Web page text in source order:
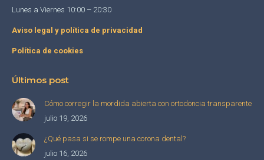
Lunes a Viernes 10:00 – 20:30
Aviso legal y política de privacidad
Política de cookies
Últimos post
Cómo corregir la mordida abierta con ortodoncia transparente
julio 19, 2026
¿Qué pasa si se rompe una corona dental?
julio 16, 2026